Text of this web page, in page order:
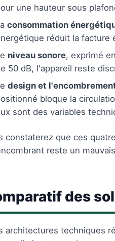
une hauteur sous
consommation
réduit la facture
niveau sonore, exprimé
50 dB, l'appareil reste
design et
bloque la
sont des variables
constaterez que ces
reste un
des
architectures techniques